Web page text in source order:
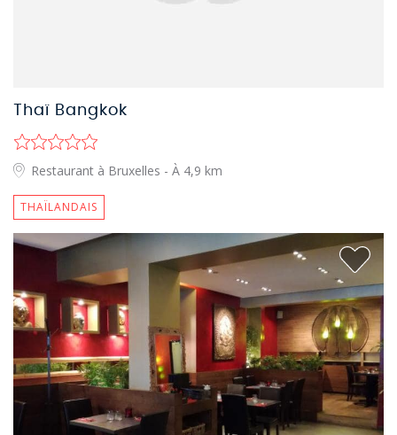
Thaï Bangkok
Restaurant à Bruxelles - À 4,9 km
THAÏLANDAIS